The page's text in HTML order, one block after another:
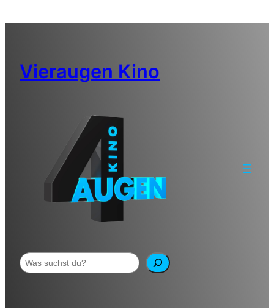
Vieraugen Kino
Suchen